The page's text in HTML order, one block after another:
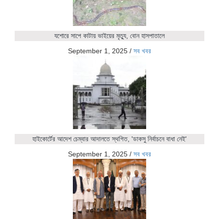
যশোরে সাপে কাটায় ভাইয়ের মৃত্যু, বোন হাসপাতালে
September 1, 2025 / সব খবর
হাইকোর্টের আদেশ চেম্বার আদালতে স্থগিত, 'ডাকসু নির্বাচনে বাধা নেই'
September 1, 2025 / সব খবর